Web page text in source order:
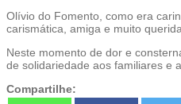
Olívio do Fomento, como era
carismática, amiga e muito
Neste momento de dor e
de solidariedade aos familiares e
Compartilhe: